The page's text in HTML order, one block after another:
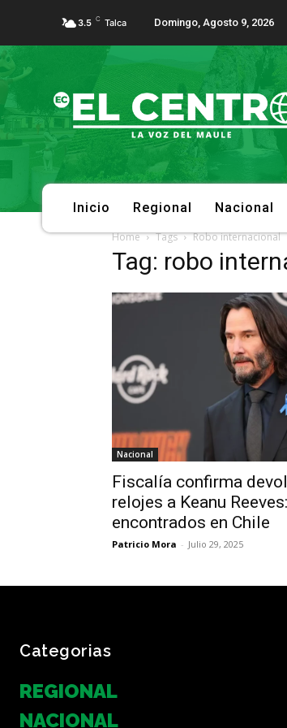
3.5 C Talca Domingo, Agosto 9, 2026
Inicio Regional Nacional
Home Tags Robo internacional
Tag: robo
Nacional
Fiscalía confirma
relojes a Keanu
encontrados en Chile
Patricio Mora - Julio 29, 2025
Categorias
REGIONAL
NACIONAL